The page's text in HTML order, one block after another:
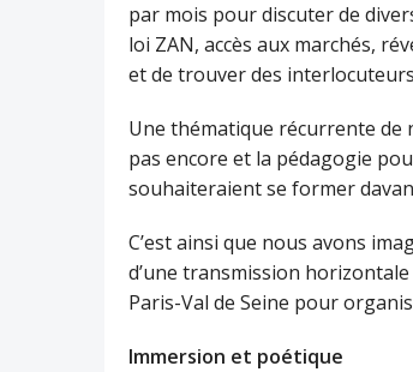
par mois pour discuter de
loi ZAN, accès aux marchés,
et de trouver des
Une thématique récurrente de
pas encore et la pédagogie
souhaiteraient se former
C’est ainsi que nous avons
d’une transmission
Paris-Val de Seine pour
Immersion et poétique